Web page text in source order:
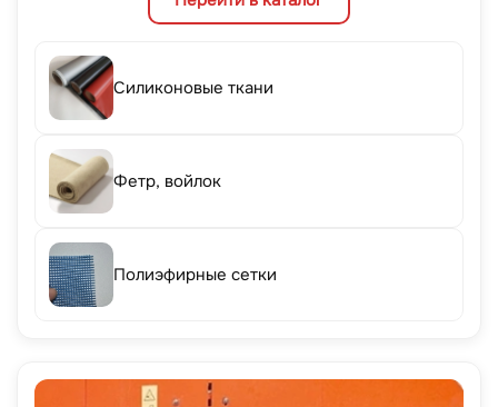
Силиконовые ткани
Фетр, войлок
Полиэфирные сетки